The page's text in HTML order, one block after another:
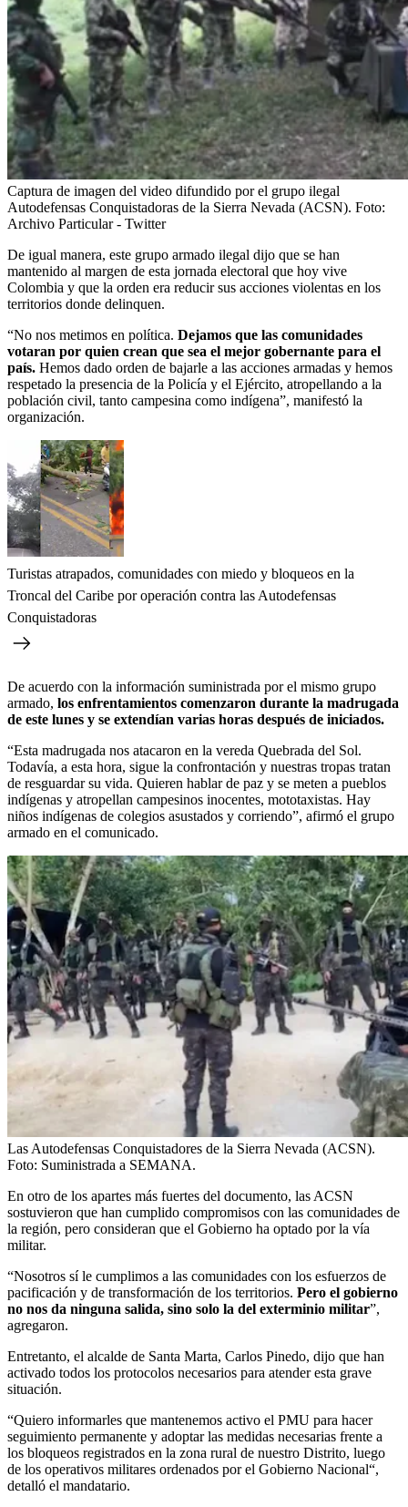
Captura de imagen del video difundido por el grupo ilegal
Autodefensas Conquistadoras de la Sierra Nevada (ACSN). Foto:
Archivo Particular - Twitter
De igual manera, este grupo armado ilegal dijo que se han
mantenido al margen de esta jornada electoral que hoy vive
Colombia y que la orden era reducir sus acciones violentas en los
territorios donde delinquen.
“No nos metimos en política. Dejamos que las comunidades
votaran por quien crean que sea el mejor gobernante para el
país. Hemos dado orden de bajarle a las acciones armadas y hemos
respetado la presencia de la Policía y el Ejército, atropellando a la
población civil, tanto campesina como indígena”, manifestó la
organización.
Turistas atrapados, comunidades con miedo y bloqueos en la
Troncal del Caribe por operación contra las Autodefensas
Conquistadoras
De acuerdo con la información suministrada por el mismo grupo
armado, los enfrentamientos comenzaron durante la madrugada
de este lunes y se extendían varias horas después de iniciados.
“Esta madrugada nos atacaron en la vereda Quebrada del Sol.
Todavía, a esta hora, sigue la confrontación y nuestras tropas tratan
de resguardar su vida. Quieren hablar de paz y se meten a pueblos
indígenas y atropellan campesinos inocentes, mototaxistas. Hay
niños indígenas de colegios asustados y corriendo”, afirmó el grupo
armado en el comunicado.
Las Autodefensas Conquistadores de la Sierra Nevada (ACSN).
Foto: Suministrada a SEMANA.
En otro de los apartes más fuertes del documento, las ACSN
sostuvieron que han cumplido compromisos con las comunidades de
la región, pero consideran que el Gobierno ha optado por la vía
militar.
“Nosotros sí le cumplimos a las comunidades con los esfuerzos de
pacificación y de transformación de los territorios. Pero el gobierno
no nos da ninguna salida, sino solo la del exterminio militar”,
agregaron.
Entretanto, el alcalde de Santa Marta, Carlos Pinedo, dijo que han
activado todos los protocolos necesarios para atender esta grave
situación.
“Quiero informarles que mantenemos activo el PMU para hacer
seguimiento permanente y adoptar las medidas necesarias frente a
los bloqueos registrados en la zona rural de nuestro Distrito, luego
de los operativos militares ordenados por el Gobierno Nacional“,
detalló el mandatario.